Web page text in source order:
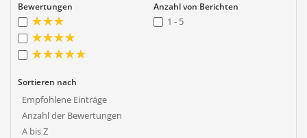
Bewertungen Anzahl von Berichten
1 - 5
Sortieren nach
Empfohlene Einträge
Anzahl der Bewertungen
A bis Z